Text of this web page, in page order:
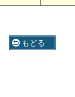
もどる